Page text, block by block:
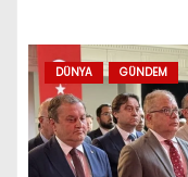
DÜNYA GÜNDEM